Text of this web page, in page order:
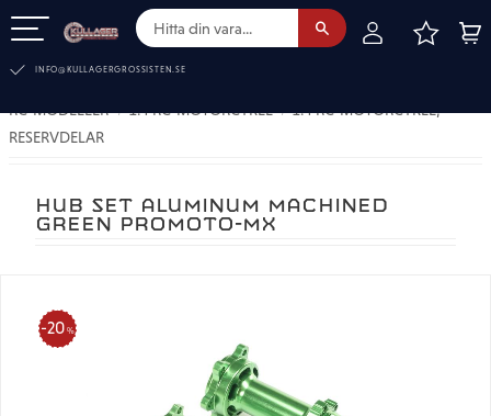
INFO@KULLAGERGROSSISTEN.SE
RC-MODELLER 1:4 RC-MOTORCYKEL
1:4 RC-MOTORCYKEL,
RESERVDELAR
HUB SET ALUMINUM MACHINED
GREEN PROMOTO-MX
20 %